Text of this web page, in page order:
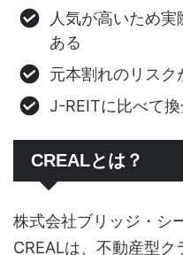
人気が高いため
ある
元本割れのリスク
J-REITに比べて
CREALとは？
株式会社ブリッジ・シ
CREALは、不動産型